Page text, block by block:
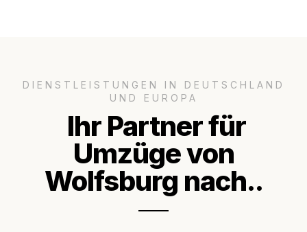
DIENSTLEISTUNGEN IN DEUTSCHLAND
UND EUROPA
Ihr Partner für
Umzüge von
Wolfsburg nach..